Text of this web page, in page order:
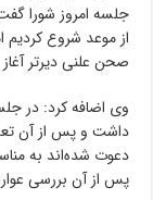
جلسه امروز شورا گفت:
از موعد شروع کردیم
صحن علنی دیرتر
وی اضافه کرد: در
داشت و پس از آن
پس از آن بررسی